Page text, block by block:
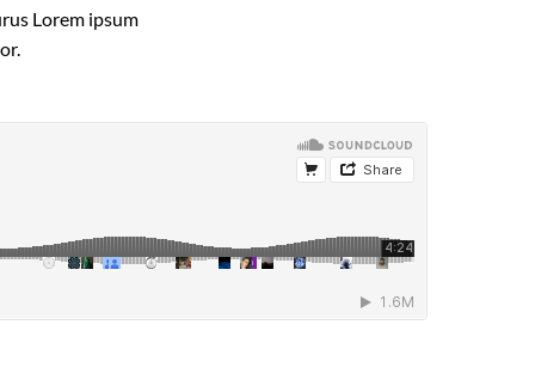
Lorem ipsum